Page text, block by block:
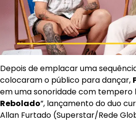
Depois de emplacar uma
colocaram o público para dançar,
em uma sonoridade com tempero
Rebolado”, lançamento do duo
Allan Furtado (Superstar/Rede